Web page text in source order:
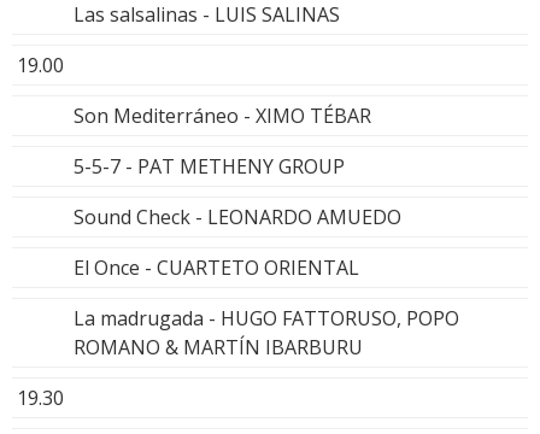
Las salsalinas - LUIS SALINAS
19.00
Son Mediterráneo - XIMO TÉBAR
5-5-7 - PAT METHENY GROUP
Sound Check - LEONARDO AMUEDO
El Once - CUARTETO ORIENTAL
La madrugada - HUGO FATTORUSO, POPO
ROMANO & MARTÍN IBARBURU
19.30